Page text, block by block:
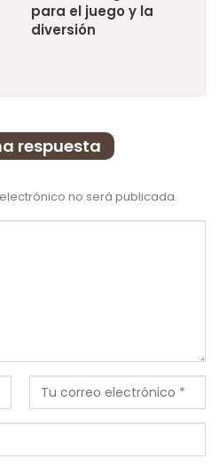
para el juego y la
diversión
respuesta
no será publicada.